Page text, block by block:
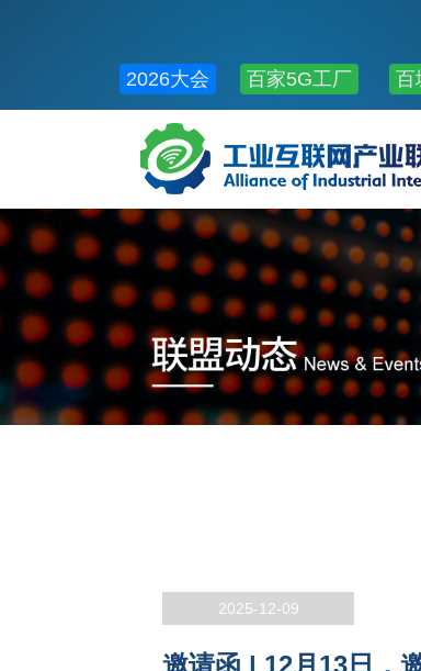
2026大会 百家5G工厂 百
公共服务
2025-12-09
邀请函 | 12月13日，